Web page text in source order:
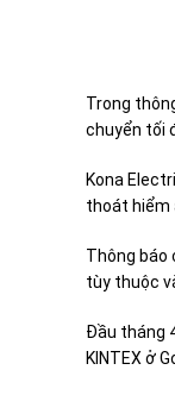
Trong
chuyển tối
Kona
thoát hiểm
Thông báo
tùy thuộc
Đầu tháng
KINTEX ở